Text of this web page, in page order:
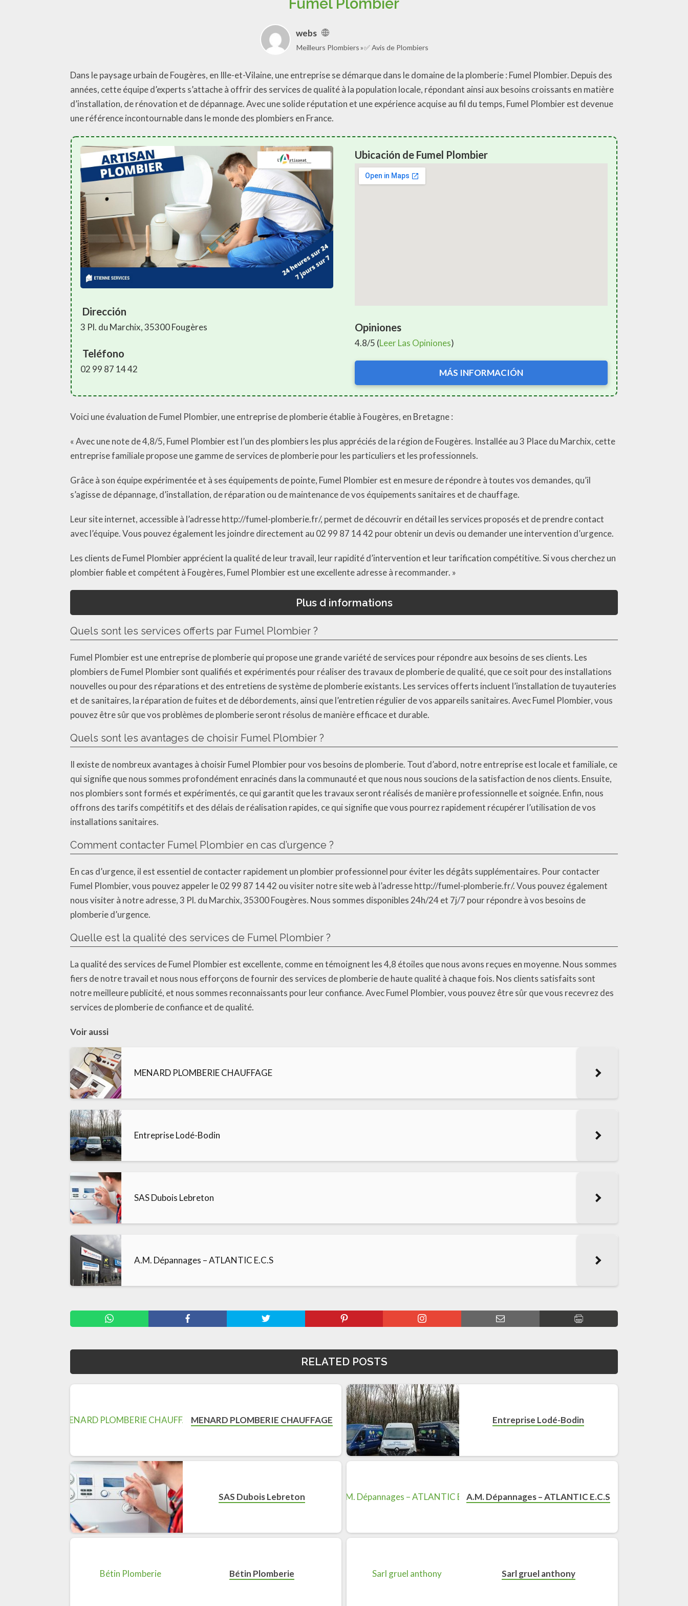
Fumel Plombier
webs
Meilleurs Plombiers ✅ Avis de Plombiers
Dans le paysage urbain de Fougères, en Ille-et-Vilaine, une entreprise se démarque dans le domaine de la plomberie : Fumel Plombier. Depuis des
années, cette équipe d’experts s’attache à offrir des services de qualité à la population locale, répondant ainsi aux besoins croissants en matière
d’installation, de rénovation et de dépannage. Avec une solide réputation et une expérience acquise au fil du temps, Fumel Plombier est devenue
une référence incontournable dans le monde des plombiers en France.
Dirección
3 Pl. du Marchix, 35300 Fougères
Teléfono
02 99 87 14 42
Ubicación de Fumel Plombier
Opiniones
4.8/5 (Leer Las Opiniones)
MÁS INFORMACIÓN
Voici une évaluation de Fumel Plombier, une entreprise de plomberie établie à Fougères, en Bretagne :
« Avec une note de 4,8/5, Fumel Plombier est l’un des plombiers les plus appréciés de la région de Fougères. Installée au 3 Place du Marchix, cette
entreprise familiale propose une gamme de services de plomberie pour les particuliers et les professionnels.
Grâce à son équipe expérimentée et à ses équipements de pointe, Fumel Plombier est en mesure de répondre à toutes vos demandes, qu’il
s’agisse de dépannage, d’installation, de réparation ou de maintenance de vos équipements sanitaires et de chauffage.
Leur site internet, accessible à l’adresse http://fumel-plomberie.fr/, permet de découvrir en détail les services proposés et de prendre contact
avec l’équipe. Vous pouvez également les joindre directement au 02 99 87 14 42 pour obtenir un devis ou demander une intervention d’urgence.
Les clients de Fumel Plombier apprécient la qualité de leur travail, leur rapidité d’intervention et leur tarification compétitive. Si vous cherchez un
plombier fiable et compétent à Fougères, Fumel Plombier est une excellente adresse à recommander. »
Plus d informations
Quels sont les services offerts par Fumel Plombier ?
Fumel Plombier est une entreprise de plomberie qui propose une grande variété de services pour répondre aux besoins de ses clients. Les
plombiers de Fumel Plombier sont qualifiés et expérimentés pour réaliser des travaux de plomberie de qualité, que ce soit pour des installations
nouvelles ou pour des réparations et des entretiens de système de plomberie existants. Les services offerts incluent l’installation de tuyauteries
et de sanitaires, la réparation de fuites et de débordements, ainsi que l’entretien régulier de vos appareils sanitaires. Avec Fumel Plombier, vous
pouvez être sûr que vos problèmes de plomberie seront résolus de manière efficace et durable.
Quels sont les avantages de choisir Fumel Plombier ?
Il existe de nombreux avantages à choisir Fumel Plombier pour vos besoins de plomberie. Tout d’abord, notre entreprise est locale et familiale, ce
qui signifie que nous sommes profondément enracinés dans la communauté et que nous nous soucions de la satisfaction de nos clients. Ensuite,
nos plombiers sont formés et expérimentés, ce qui garantit que les travaux seront réalisés de manière professionnelle et soignée. Enfin, nous
offrons des tarifs compétitifs et des délais de réalisation rapides, ce qui signifie que vous pourrez rapidement récupérer l’utilisation de vos
installations sanitaires.
Comment contacter Fumel Plombier en cas d’urgence ?
En cas d’urgence, il est essentiel de contacter rapidement un plombier professionnel pour éviter les dégâts supplémentaires. Pour contacter
Fumel Plombier, vous pouvez appeler le 02 99 87 14 42 ou visiter notre site web à l’adresse http://fumel-plomberie.fr/. Vous pouvez également
nous visiter à notre adresse, 3 Pl. du Marchix, 35300 Fougères. Nous sommes disponibles 24h/24 et 7j/7 pour répondre à vos besoins de
plomberie d’urgence.
Quelle est la qualité des services de Fumel Plombier ?
La qualité des services de Fumel Plombier est excellente, comme en témoignent les 4,8 étoiles que nous avons reçues en moyenne. Nous sommes
fiers de notre travail et nous nous efforçons de fournir des services de plomberie de haute qualité à chaque fois. Nos clients satisfaits sont
notre meilleure publicité, et nous sommes reconnaissants pour leur confiance. Avec Fumel Plombier, vous pouvez être sûr que vous recevrez des
services de plomberie de confiance et de qualité.
Voir aussi
MENARD PLOMBERIE CHAUFFAGE
Entreprise Lodé-Bodin
SAS Dubois Lebreton
A.M. Dépannages – ATLANTIC E.C.S
RELATED POSTS
MENARD PLOMBERIE CHAUFFAGE Entreprise Lodé-Bodin
SAS Dubois Lebreton A.M. Dépannages – ATLANTIC E.C.S
Bétin Plomberie Sarl gruel anthony